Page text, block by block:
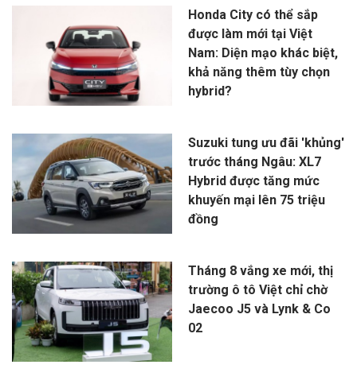
Honda City có thể sắp
được làm mới tại Việt
Nam: Diện mạo khác biệt,
khả năng thêm tùy chọn
hybrid?
Suzuki tung ưu đãi 'khủng'
trước tháng Ngâu: XL7
Hybrid được tăng mức
khuyến mại lên 75 triệu
đồng
Tháng 8 vắng xe mới, thị
trường ô tô Việt chỉ chờ
Jaecoo J5 và Lynk & Co
02